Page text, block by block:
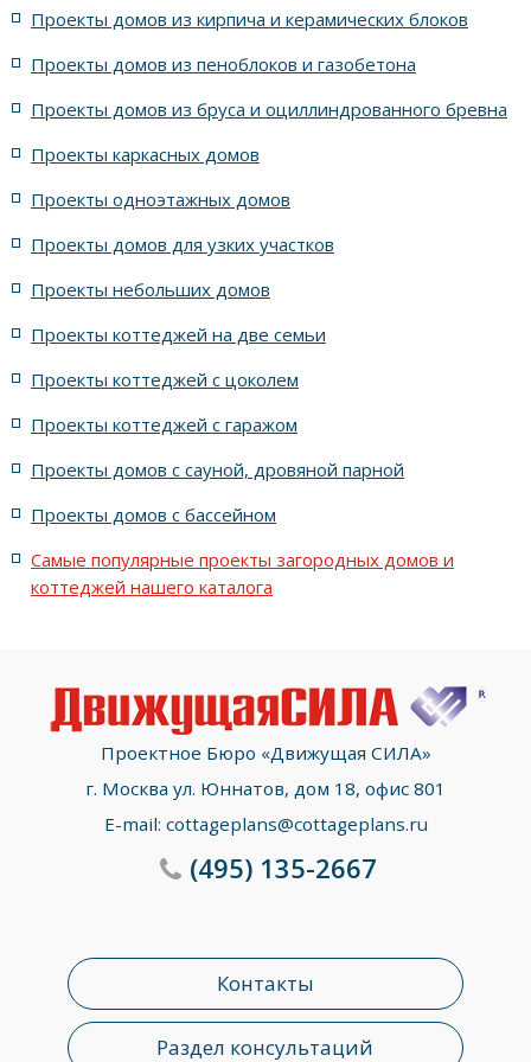
7 спален с крышей шале 5 спален и террасой
жилых в стиле Райта с 5 комнатами
жилых в английском стиле
жилых в современном стиле с террасой
с террасой и 6 комнатами
Проекты домов из кирпича и керамических блоков
Проекты домов из пеноблоков и газобетона
Проекты домов из бруса и оциллиндрованного бревна
Проекты каркасных домов
Проекты одноэтажных домов
Проекты домов для узких участков
Проекты небольших домов
Проекты коттеджей на две семьи
Проекты коттеджей с цоколем
Проекты коттеджей с гаражом
Проекты домов с сауной, дровяной парной
Проекты домов с бассейном
Самые популярные проекты загородных домов и
коттеджей нашего каталога
Проектное Бюро «Движущая СИЛА»
г. Москва ул. Юннатов, дом 18, офис 801
E-mail: cottageplans@cottageplans.ru
Контакты
Раздел консультаций
(495)135-2667